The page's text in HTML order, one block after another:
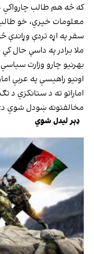
که څه هم طالب چارواکي
معلومات خپري، خو
سفر په اړه تردې وړاندې
ملا برادر په داسې حال
بهرنیو چارو وزارت
اونیو راهیسي په عربي
اماراتو ته د ستانکزي
مخالفتونه ښودل شوي
ډېر لیدل شوي